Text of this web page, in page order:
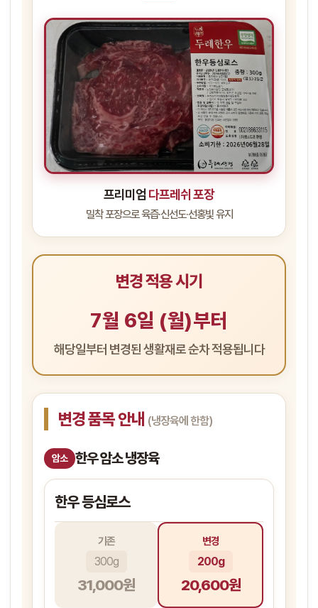
프리미엄 다프레쉬 포장
밀착 포장으로 육즙·신선도·선홍빛 유지
변경 적용 시기
7월 6일 (월)부터
해당일부터 변경된 생활재로 순차 적용됩니다
변경 품목 안내 (냉장육에 한함)
암소 한우 암소 냉장육
한우 등심로스
기존
31,000원
300g
변경
20,600원
200g